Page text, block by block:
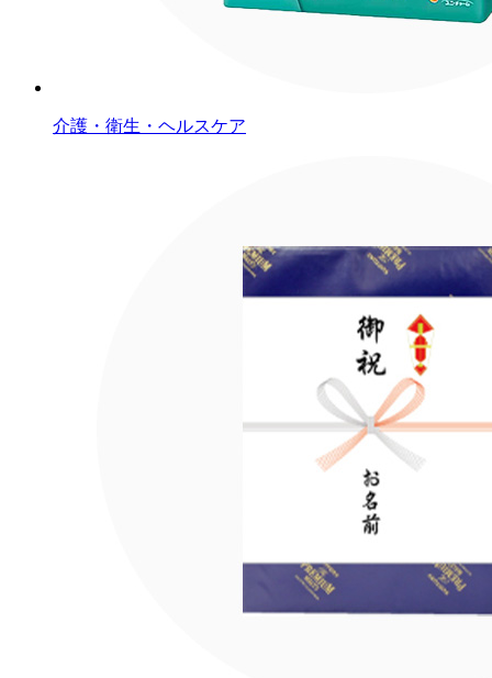
介護・衛生・ヘルスケア